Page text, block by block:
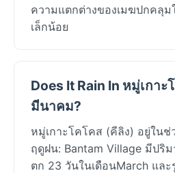
ความแตกต่างของเมฆปกคลุม
เล็กน้อย
Does It Rain In หมู่เกาะ
มีนาคม?
หมู่เกาะโคโคส (คีลิง) อยู่ในช่
ฤดูฝน: Bantam Village มีปริ
ตก 23 วันในเดือนMarch แล